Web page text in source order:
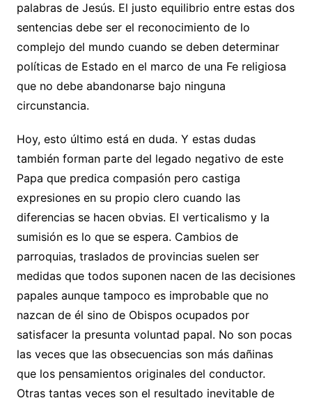
palabras de Jesús. El justo equilibrio entre estas dos
sentencias debe ser el reconocimiento de lo
complejo del mundo cuando se deben determinar
políticas de Estado en el marco de una Fe religiosa
que no debe abandonarse bajo ninguna
circunstancia.
Hoy, esto último está en duda. Y estas dudas
también forman parte del legado negativo de este
Papa que predica compasión pero castiga
expresiones en su propio clero cuando las
diferencias se hacen obvias. El verticalismo y la
sumisión es lo que se espera. Cambios de
parroquias, traslados de provincias suelen ser
medidas que todos suponen nacen de las decisiones
papales aunque tampoco es improbable que no
nazcan de él sino de Obispos ocupados por
satisfacer la presunta voluntad papal. No son pocas
las veces que las obsecuencias son más dañinas
que los pensamientos originales del conductor.
Otras tantas veces son el resultado inevitable de